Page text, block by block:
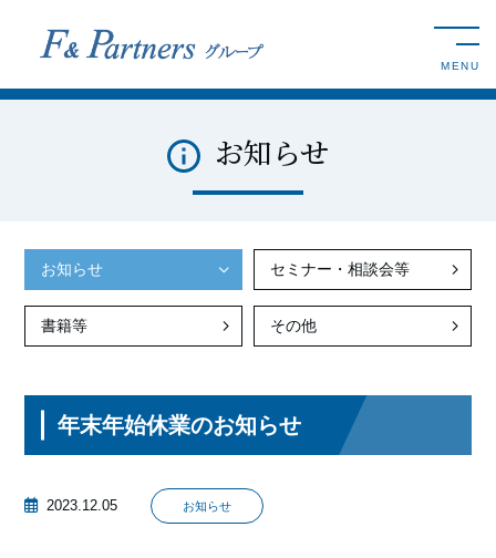
toggle
MENU
お知らせ
お知らせ セミナー・相談会等
書籍等 その他
年末年始休業のお知らせ
2023.12.05 お知らせ